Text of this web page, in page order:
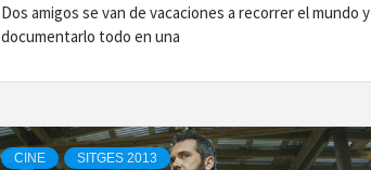
Dos amigos se van de vacaciones a recorrer el mundo y
documentarlo todo en una
CINE SITGES 2013